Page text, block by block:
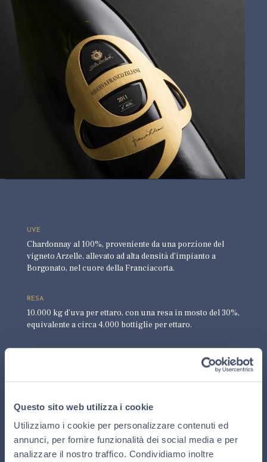
Questo sito web utilizza i cookie
Utilizziamo i cookie per personalizzare contenuti ed
annunci, per fornire funzionalità dei social media e per
analizzare il nostro traffico. Condividiamo inoltre
UVE
Chardonnay al 100%, proveniente da una porzione del
vigneto Arzelle, allevato ad alta densità d’impianto a
Borgonato, nel cuore della Franciacorta.
RESA
10.000 kg d’uva per ettaro, con una resa in mosto del 30%,
equivalente a circa 4.000 bottiglie per ettaro.
Il “cuore” del mosto fiore, ottenuto dalla spremitura
soffice e progressiva, svolge la fermentazione alcolica in
trasferite in barrique di rovere, dove si affinano per 6